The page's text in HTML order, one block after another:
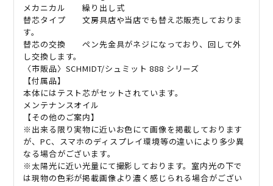
メカニカル 繰り出し式
替芯タイプ 文房具店や当店でも替え芯販売しておりま
す。
替芯の交換 ペン先金具がネジになっており、回して外
し交換します。
〈市販品〉 SCHMIDT/シュミット 888 シリーズ
【付属品】
本体にはテスト芯がセットされています。
メンテナンスオイル
【その他のご案内】
※出来る限り実物に近いお色にて画像を掲載しております
が、PC、スマホのディスプレイ環境等の違いにより多少異
なる場合がございます。
※太陽光に近い光量にて撮影しております。室内光の下で
は現物の色彩が掲載画像より濃く感じられる場合がござい